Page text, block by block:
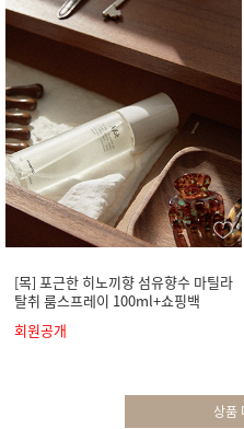
[목] 포근한 히노끼향 섬유향수 마틸라
탈취 룸스프레이 100ml+쇼핑백
회원공개
상품